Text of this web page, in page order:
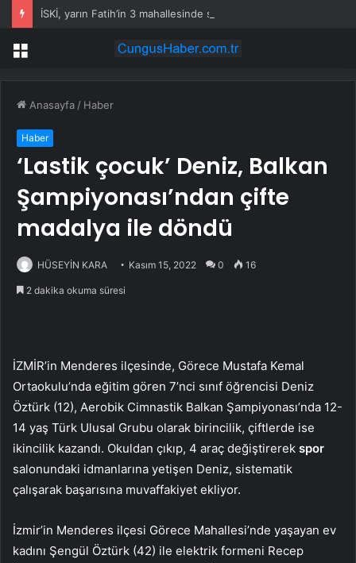
İSKİ, yarın Fatih’in 3 mahallesinde su kesintisi uygulayacak
Menü
Anasayfa / Haber
Haber
‘Lastik çocuk’ Deniz, Balkan
Şampiyonası’ndan çifte
madalya ile döndü
HÜSEYİN KARA Kasım 15, 2022 0 16
2 dakika okuma süresi
İZMİR’in Menderes ilçesinde, Görece Mustafa Kemal
Ortaokulu’nda eğitim gören 7’nci sınıf öğrencisi Deniz
Öztürk (12), Aerobik Cimnastik Balkan Şampiyonası’nda 12-
14 yaş Türk Ulusal Grubu olarak birincilik, çiftlerde ise
ikincilik kazandı. Okuldan çıkıp, 4 araç değiştirerek spor
salonundaki idmanlarına yetişen Deniz, sistematik
çalışarak başarısına muvaffakiyet ekliyor.
İzmir’in Menderes ilçesi Görece Mahallesi’nde yaşayan ev
kadını Şengül Öztürk (42) ile elektrik formeni Recep